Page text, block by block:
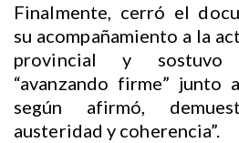
Finalmente, cerró el
su acompañamiento a la
provincial y sostuvo
“avanzando firme” junto
según afirmó,
austeridad y coherencia”.